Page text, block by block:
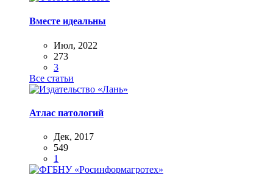
Вместе идеальны
Июл, 2022
273
3
Все статьи
Атлас патологий
Дек, 2017
549
1